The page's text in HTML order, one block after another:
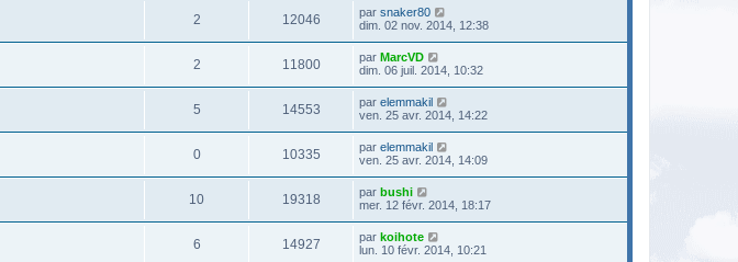
2 12046 par snaker80
dim. 02 nov. 2014, 12:38
2 11800 par MarcVD
dim. 06 juil. 2014, 10:32
5 14553 par elemmakil
ven. 25 avr. 2014, 14:22
0 10335 par elemmakil
ven. 25 avr. 2014, 14:09
10 19318 par bushi
mer. 12 févr. 2014, 18:17
6 14927 par koihote
lun. 10 févr. 2014, 10:21